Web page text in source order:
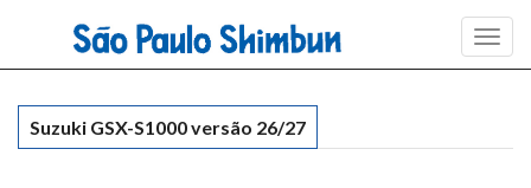
Suzuki GSX-S1000 versão 26/27